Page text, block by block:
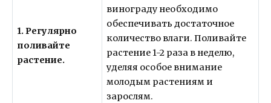
1. Регулярно
поливайте
растение.
винограду необходимо
обеспечивать достаточное
количество влаги. Поливайте
растение 1-2 раза в неделю,
уделяя особое внимание
молодым растениям и
зарослям.